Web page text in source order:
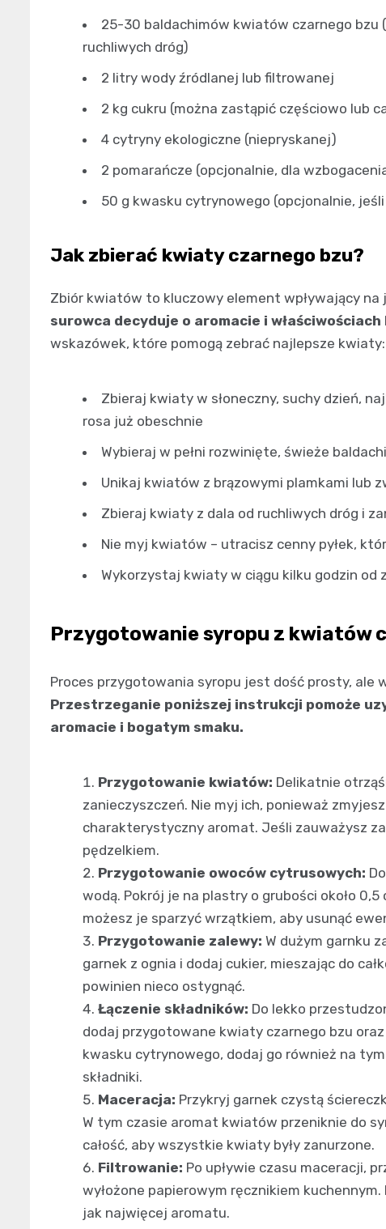
25-30 baldachimów kwiatów czarnego bzu
ruchliwych dróg)
2 litry wody źródlanej lub filtrowanej
2 kg cukru (można zastąpić częściowo lub
4 cytryny ekologiczne (niepryskanej)
2 pomarańcze (opcjonalnie, dla
50 g kwasku cytrynowego (opcjonalnie,
Jak zbierać kwiaty czarnego bzu?
Zbiór kwiatów to kluczowy element wpływający na
surowca decyduje o aromacie i
wskazówek, które pomogą zebrać najlepsze kwiaty:
Zbieraj kwiaty w słoneczny, suchy dzień,
rosa już obeschnie
Wybieraj w pełni rozwinięte, świeże
Unikaj kwiatów z brązowymi plamkami lub
Zbieraj kwiaty z dala od ruchliwych dróg i
Nie myj kwiatów – utracisz cenny pyłek,
Wykorzystaj kwiaty w ciągu kilku godzin od
Przygotowanie syropu z kwiatów
Proces przygotowania syropu jest dość prosty, ale
Przestrzeganie poniższej instrukcji pomoże
aromacie i bogatym smaku.
Przygotowanie kwiatów: Delikatnie
zanieczyszczeń. Nie myj ich, ponieważ
charakterystyczny aromat. Jeśli zauważysz
pędzelkiem.
Przygotowanie owoców cytrusowych:
wodą. Pokrój je na plastry o grubości około
możesz je sparzyć wrzątkiem, aby usunąć
Przygotowanie zalewy: W dużym garnku
garnek z ognia i dodaj cukier, mieszając do
powinien nieco ostygnąć.
Łączenie składników: Do lekko
dodaj przygotowane kwiaty czarnego bzu
kwasku cytrynowego, dodaj go również na
składniki.
Maceracja: Przykryj garnek czystą
W tym czasie aromat kwiatów przeniknie do
całość, aby wszystkie kwiaty były zanurzone.
Filtrowanie: Po upływie czasu maceracji,
wyłożone papierowym ręcznikiem
jak najwięcej aromatu.